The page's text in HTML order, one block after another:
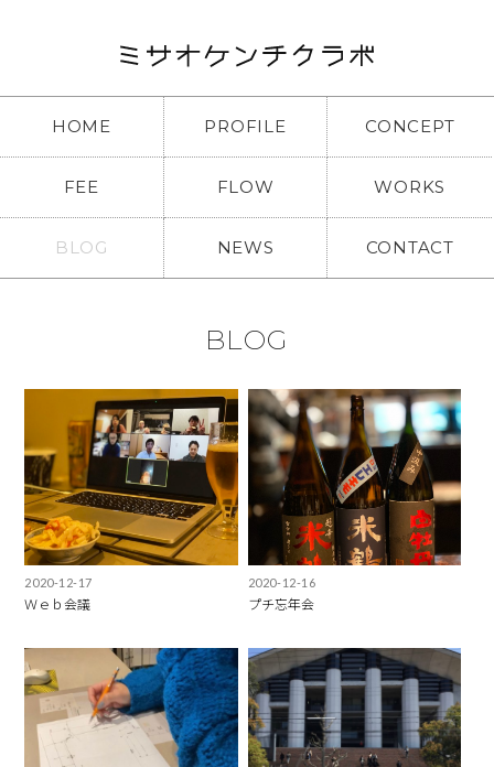
HOME PROFILE CONCEPT
FEE FLOW WORKS
BLOG NEWS CONTACT
BLOG
2020-12-17
Ｗｅｂ会議
2020-12-16
プチ忘年会